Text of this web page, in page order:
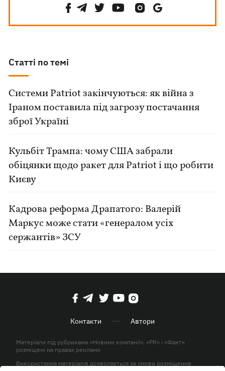
Статті по темі
Системи Patriot закінчуються: як війна з
Іраном поставила під загрозу постачання
зброї Україні
Кульбіт Трампа: чому США забрали
обіцянки щодо ракет для Patriot і що робити
Києву
Кадрова реформа Драпатого: Валерій
Маркус може стати «генералом усіх
сержантів» ЗСУ
Контакти Автори
Матеріали під рубриками «Новини компанії», «PR» і «Факт»
розміщені на правах реклами
Використання матеріалів дозволяється за умови розміщення